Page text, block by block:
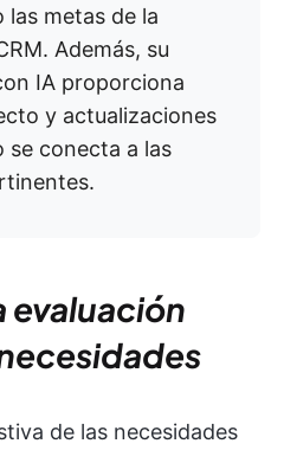
las metas de la
Además, su
IA proporciona
y actualizaciones
se conecta a las
evaluación
de las necesidades